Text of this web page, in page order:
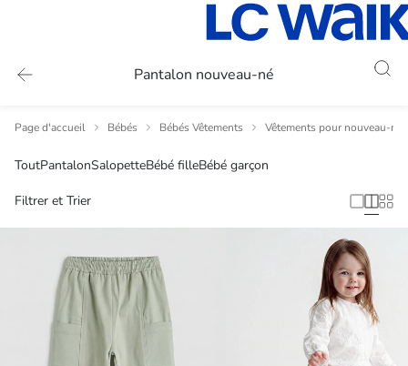
Pantalon nouveau-né
Page d'accueil Bébés Bébés Vêtements Vêtements pour nouveau-nés
ToutPantalonSalopetteBébé filleBébé garçon
Filtrer et Trier